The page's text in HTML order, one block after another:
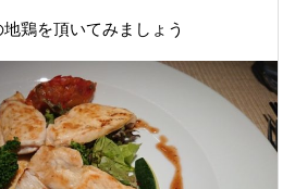
鶏を頂いてみましょう